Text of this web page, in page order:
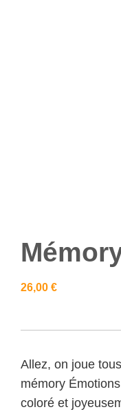
26,00 €
Allez, on joue
mémory
coloré et